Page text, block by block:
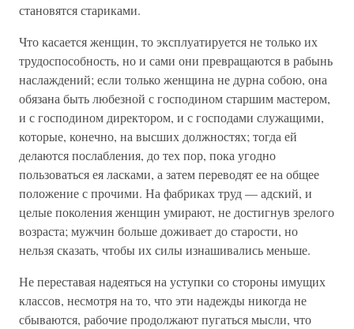
становятся стариками.
Что касается женщин, то эксплуатируется не только их
трудоспособность, но и сами они превращаются в рабынь
наслаждений; если только женщина не дурна собою, она
обязана быть любезной с господином старшим мастером,
и с господином директором, и с господами служащими,
которые, конечно, на высших должностях; тогда ей
делаются послабления, до тех пор, пока угодно
пользоваться ея ласками, а затем переводят ее на общее
положение с прочими. На фабриках труд — адский, и
целые поколения женщин умирают, не достигнув зрелого
возраста; мужчин больше доживает до старости, но
нельзя сказать, чтобы их силы изнашивались меньше.
Не переставая надеяться на уступки со стороны имущих
классов, несмотря на то, что эти надежды никогда не
сбываются, рабочие продолжают пугаться мысли, что